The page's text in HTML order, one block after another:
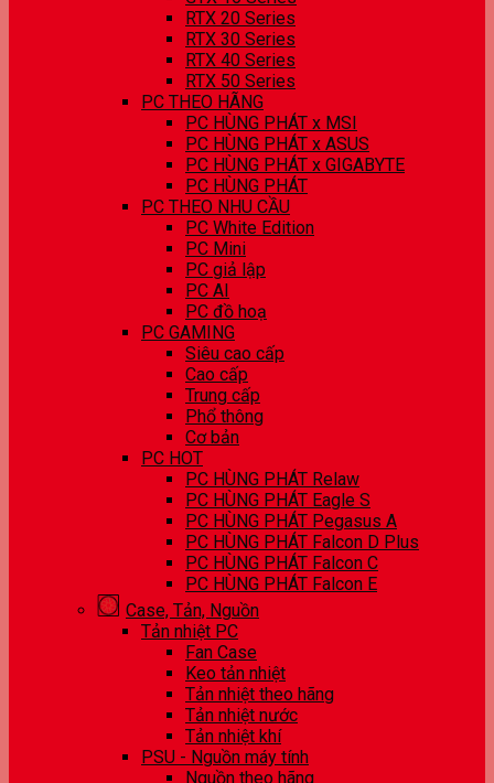
RTX 20 Series
RTX 30 Series
RTX 40 Series
RTX 50 Series
PC THEO HÃNG
PC HÙNG PHÁT x MSI
PC HÙNG PHÁT x ASUS
PC HÙNG PHÁT x GIGABYTE
PC HÙNG PHÁT
PC THEO NHU CẦU
PC White Edition
PC Mini
PC giả lập
PC AI
PC đồ hoạ
PC GAMING
Siêu cao cấp
Cao cấp
Trung cấp
Phổ thông
Cơ bản
PC HOT
PC HÙNG PHÁT Relaw
PC HÙNG PHÁT Eagle S
PC HÙNG PHÁT Pegasus A
PC HÙNG PHÁT Falcon D Plus
PC HÙNG PHÁT Falcon C
PC HÙNG PHÁT Falcon E
Case, Tản, Nguồn
Tản nhiệt PC
Fan Case
Keo tản nhiệt
Tản nhiệt theo hãng
Tản nhiệt nước
Tản nhiệt khí
PSU - Nguồn máy tính
Nguồn theo hãng